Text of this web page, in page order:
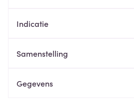
Indicatie
Samenstelling
Gegevens